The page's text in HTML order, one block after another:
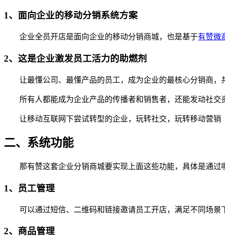
1、面向企业的移动分销系统方案
企业全员开店是面向企业的移动分销商城，也是基于有赞微
2、这是企业激发员工活力的助燃剂
让最懂公司、最懂产品的员工，成为企业的最核心分销商，
所有人都能成为企业产品的传播者和销售者，还能发动社交
让移动互联网下尝试转型的企业，玩转社交，玩转移动营销
二、系统功能
那有赞这套企业分销商城要实现上面这些功能，具体是通过
1、员工管理
可以通过短信、二维码和链接邀请员工开店，满足不同场景
2、商品管理